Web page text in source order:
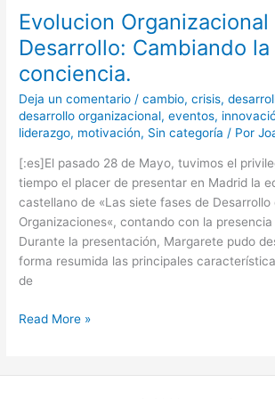
Evolucion Organizacional
Desarrollo: Cambiando la
conciencia.
Deja un comentario /cambio,crisis,
desarrollo organizacional,eventos,
liderazgo, motivación, Sin categoría / Por
[:es]El pasado 28 de Mayo, tuvimos el
tiempo el placer de presentar en Madrid la
castellano de «Las siete fases de Desarrollo
Organizaciones«, contando con la
Durante la presentación, Margarete pudo
forma resumida las principales
de
Read More »